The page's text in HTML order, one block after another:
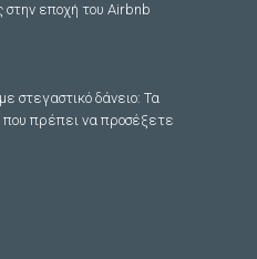
στην εποχή του Airbnb
στεγαστικό δάνειο: Τα
που πρέπει να προσέξετε